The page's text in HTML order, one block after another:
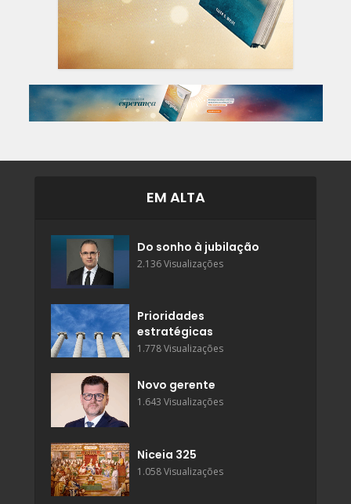
EM ALTA
Do sonho à jubilação
2.136 Visualizações
Prioridades
estratégicas
1.778 Visualizações
Novo gerente
1.643 Visualizações
Niceia 325
1.058 Visualizações